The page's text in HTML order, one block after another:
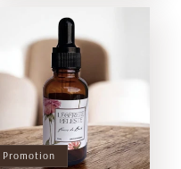
Promotion